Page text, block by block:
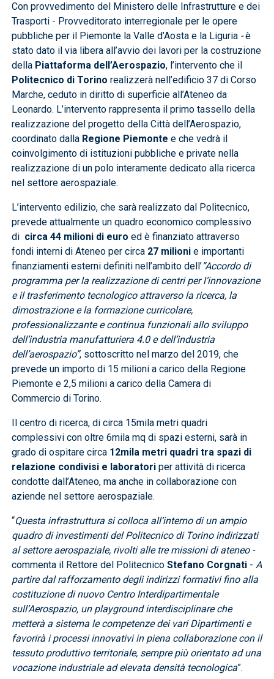
Con provvedimento del Ministero delle Infrastrutture e dei
Trasporti - Provveditorato interregionale per le opere
pubbliche per il Piemonte la Valle d’Aosta e la Liguria -è
stato dato il via libera all’avvio dei lavori per la costruzione
della Piattaforma dell’Aerospazio, l’intervento che il
Politecnico di Torino realizzerà nell’edificio 37 di Corso
Marche, ceduto in diritto di superficie all’Ateneo da
Leonardo. L’intervento rappresenta il primo tassello della
realizzazione del progetto della Città dell’Aerospazio,
coordinato dalla Regione Piemonte e che vedrà il
coinvolgimento di istituzioni pubbliche e private nella
realizzazione di un polo interamente dedicato alla ricerca
nel settore aerospaziale.
L’intervento edilizio, che sarà realizzato dal Politecnico,
prevede attualmente un quadro economico complessivo
di circa 44 milioni di euro ed è finanziato attraverso
fondi interni di Ateneo per circa 27 milioni e importanti
finanziamenti esterni definiti nell’ambito dell’”Accordo di
programma per la realizzazione di centri per l’innovazione
e il trasferimento tecnologico attraverso la ricerca, la
dimostrazione e la formazione curricolare,
professionalizzante e continua funzionali allo sviluppo
dell’industria manufatturiera 4.0 e dell’industria
dell’aerospazio”, sottoscritto nel marzo del 2019, che
prevede un importo di 15 milioni a carico della Regione
Piemonte e 2,5 milioni a carico della Camera di
Commercio di Torino.
Il centro di ricerca, di circa 15mila metri quadri
complessivi con oltre 6mila mq di spazi esterni, sarà in
grado di ospitare circa 12mila metri quadri tra spazi di
relazione condivisi e laboratori per attività di ricerca
condotte dall’Ateneo, ma anche in collaborazione con
aziende nel settore aerospaziale.
“Questa infrastruttura si colloca all’interno di un ampio
quadro di investimenti del Politecnico di Torino indirizzati
al settore aerospaziale, rivolti alle tre missioni di ateneo -
commenta il Rettore del PolitecnicoStefano Corgnati -A
partire dal rafforzamento degli indirizzi formativi fino alla
costituzione di nuovo Centro Interdipartimentale
sull’Aerospazio, un playground interdisciplinare che
metterà a sistema le competenze dei vari Dipartimenti e
favorirà i processi innovativi in piena collaborazione con il
tessuto produttivo territoriale, sempre più orientato ad una
vocazione industriale ad elevata densità tecnologica”.